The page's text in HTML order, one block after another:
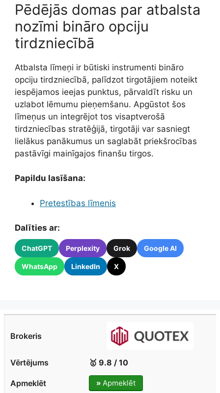
Pēdējās domas par atbalsta
nozīmi bināro opciju
tirdzniecībā
Atbalsta līmeņi ir būtiski instrumenti bināro
opciju tirdzniecībā, palīdzot tirgotājiem noteikt
iespējamos ieejas punktus, pārvaldīt risku un
uzlabot lēmumu pieņemšanu. Apgūstot šos
līmeņus un integrējot tos visaptverošā
tirdzniecības stratēģijā, tirgotāji var sasniegt
lielākus panākumus un saglabāt priekšrocības
pastāvīgi mainīgajos finanšu tirgos.
Papildu lasīšana:
Pretestības līmenis
Dalīties ar:
ChatGPT Perplexity Grok Google AI
WhatsApp LinkedIn X
🥇 9.8 / 10
»Apmeklēt